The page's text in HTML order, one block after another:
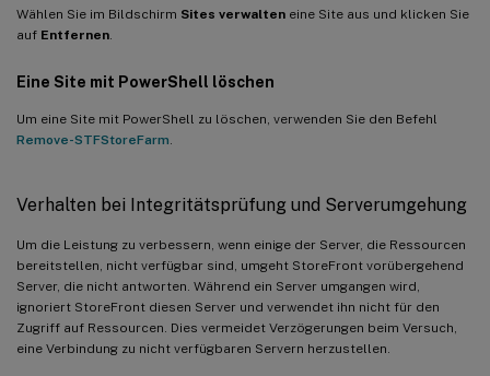
Wählen Sie im Bildschirm Sites verwalten eine Site aus und klicken Sie
auf Entfernen
Eine Site mit PowerShell löschen
Um eine Site mit PowerShell zu löschen, verwenden Sie den Befehl
Remove-STFStoreFarm
Verhalten bei Integritätsprüfung und Serverumgehung
Um die Leistung zu verbessern, wenn einige der Server, die Ressourcen
bereitstellen, nicht verfügbar sind, umgeht StoreFront vorübergehend
Server, die nicht antworten. Während ein Server umgangen wird,
ignoriert StoreFront diesen Server und verwendet ihn nicht für den
Zugriff auf Ressourcen. Dies vermeidet Verzögerungen beim Versuch,
eine Verbindung zu nicht verfügbaren Servern herzustellen.